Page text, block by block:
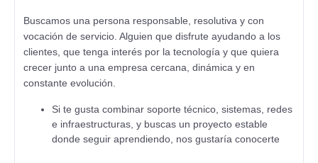
Buscamos una persona responsable, resolutiva y con
vocación de servicio. Alguien que disfrute ayudando a los
clientes, que tenga interés por la tecnología y que quiera
crecer junto a una empresa cercana, dinámica y en
constante evolución.
Si te gusta combinar soporte técnico, sistemas, redes
e infraestructuras, y buscas un proyecto estable
donde seguir aprendiendo, nos gustaría conocerte